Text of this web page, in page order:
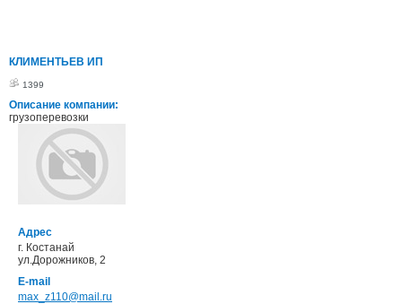
КЛИМЕНТЬЕВ ИП
1399
Описание компании:
грузоперевозки
Адрес
г. Костанай
ул.Дорожников, 2
E-mail
max_z110@mail.ru